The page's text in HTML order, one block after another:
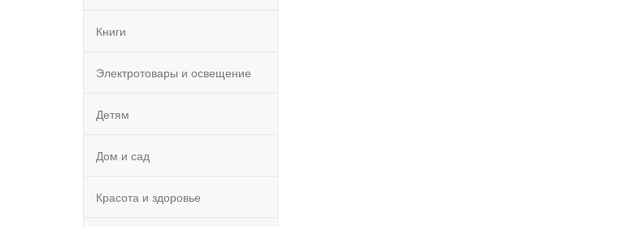
Книги
Электротовары и освещение
Детям
Дом и сад
Красота и здоровье